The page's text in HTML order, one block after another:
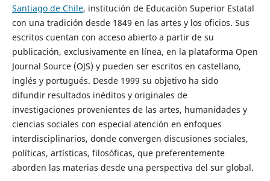
Santiago de Chile, institución de Educación Superior Estatal
con una tradición desde 1849 en las artes y los oficios. Sus
escritos cuentan con acceso abierto a partir de su
publicación, exclusivamente en línea, en la plataforma Open
Journal Source (OJS) y pueden ser escritos en castellano,
inglés y portugués. Desde 1999 su objetivo ha sido
difundir resultados inéditos y originales de
investigaciones provenientes de las artes, humanidades y
ciencias sociales con especial atención en enfoques
interdisciplinarios, donde convergen discusiones sociales,
políticas, artísticas, filosóficas, que preferentemente
aborden las materias desde una perspectiva del sur global.